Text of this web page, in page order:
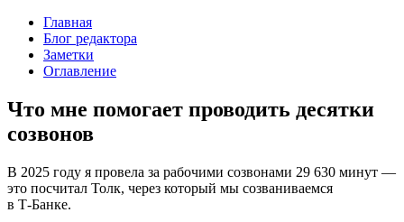
Главная
Блог редактора
Заметки
Оглавление
Что мне помогает проводить десятки
созвонов
В 2025 году я провела за рабочими созвонами 29 630 минут —
это посчитал Толк, через который мы созваниваемся
в Т-Банке.